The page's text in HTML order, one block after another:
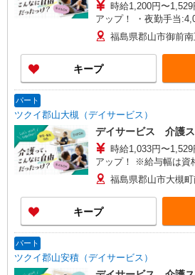
時給1,200円〜1,529円 ★土日祝日は時給
アップ！ ・夜勤手当
給与幅は資格・経験等
福島県郡山市御前
キープ
パート
ツクイ郡山大槻（デイサービス）
デイサービス 介護ス
時給1,033円〜1,529円 ★土・祝日は時給
アップ！ ※給与幅は資
福島県郡山市大槻
キープ
パート
ツクイ郡山安積（デイサービス）